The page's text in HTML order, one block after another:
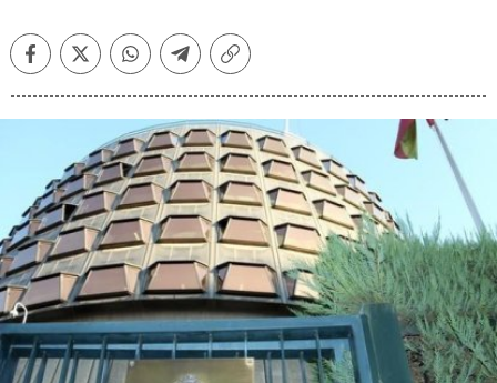
FacebookTwitterWhatsappTelegramCopiar